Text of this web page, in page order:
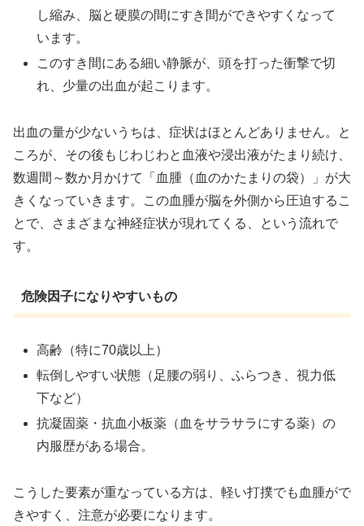
し縮み、脳と硬膜の間にすき間ができやすくなって
います。
このすき間にある細い静脈が、頭を打った衝撃で切
れ、少量の出血が起こります。
出血の量が少ないうちは、症状はほとんどありません。と
ころが、その後もじわじわと血液や浸出液がたまり続け、
数週間～数か月かけて「血腫（血のかたまりの袋）」が大
きくなっていきます。この血腫が脳を外側から圧迫するこ
とで、さまざまな神経症状が現れてくる、という流れで
す。
危険因子になりやすいもの
高齢（特に70歳以上）
転倒しやすい状態（足腰の弱り、ふらつき、視力低
下など）
抗凝固薬・抗血小板薬（血をサラサラにする薬）の
内服歴がある場合。
こうした要素が重なっている方は、軽い打撲でも血腫がで
きやすく、注意が必要になります。